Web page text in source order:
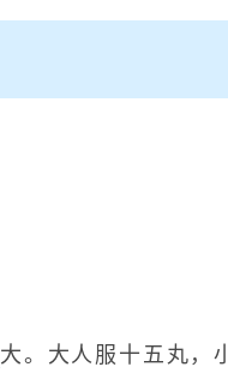
大。大人服十五丸，